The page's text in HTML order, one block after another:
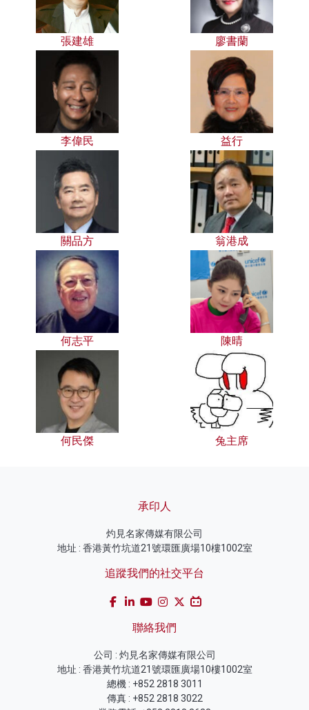
張建雄 廖書蘭
李偉民 益行
關品方 翁港成
何志平 陳晴
何民傑 兔主席
承印人
灼見名家傳媒有限公司
地址 : 香港黃竹坑道21號環匯廣場10樓1002室
追蹤我們的社交平台
聯絡我們
公司 : 灼見名家傳媒有限公司
地址 : 香港黃竹坑道21號環匯廣場10樓1002室
總機 : +852 2818 3011
傳真 : +852 2818 3022